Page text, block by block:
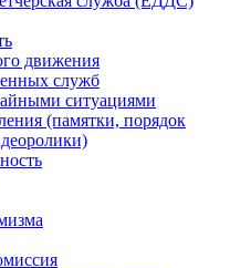
движения
служб
ситуациями
(памятки, порядок